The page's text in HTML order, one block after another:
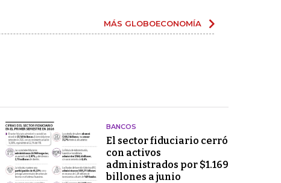
MÁS GLOBOECONOMÍA
BANCOS
El sector fiduciario cerró
con activos
administrados por $1.169
billones a junio